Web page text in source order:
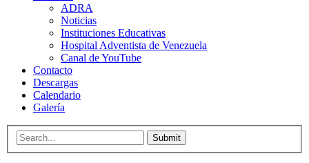
ADRA
Noticias
Instituciones Educativas
Hospital Adventista de Venezuela
Canal de YouTube
Contacto
Descargas
Calendario
Galería
Submit